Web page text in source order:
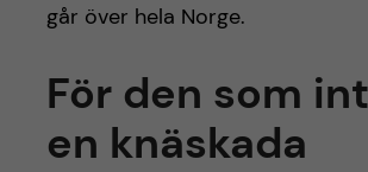
går över hela Norge.
För den som
en knäskada